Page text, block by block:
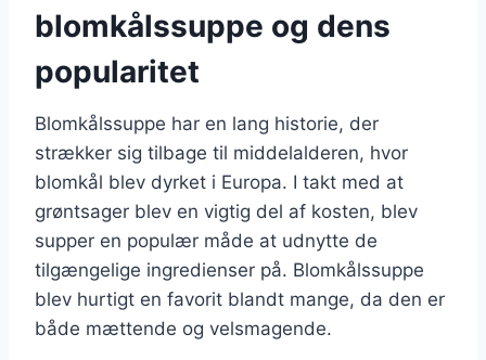
blomkålssuppe og dens
popularitet
Blomkålssuppe har en lang historie, der
strækker sig tilbage til middelalderen, hvor
blomkål blev dyrket i Europa. I takt med at
grøntsager blev en vigtig del af kosten, blev
supper en populær måde at udnytte de
tilgængelige ingredienser på. Blomkålssuppe
blev hurtigt en favorit blandt mange, da den er
både mættende og velsmagende.